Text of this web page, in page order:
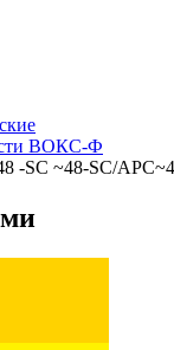
ВОКС-Ф
-SC ~48-SC/